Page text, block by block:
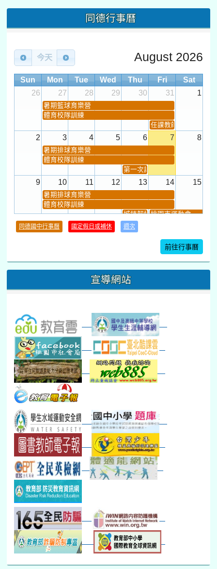
同德行事曆
今天 August 2026
Sun Mon Tue Wed Thu Fri
Sat
26
27 28 29 30 31 1
暑期籃球育樂營
體育校隊訓練
任課教師抽籤
2 3 4 5 6 7 8
暑期排球育樂營
體育校隊訓練
第一次課發會 (12:30~)
9 10 11 12 13 14 15
暑期排球育樂營
體育校隊訓練
城鎮韌性(防空)演習
桃園市運動會
暑期體育育樂營結束
21 22
桃園市運動會
數感實驗夏令營(整天)
新生智力測驗補測(...
下午-新進教師研習
教師備課會議
新生訓練(整天)新生訓練(~12:00)
下午-校務會議14:00-
八九年級返校8-9
防災演練工作分配及...
30 31 2 3
本週_健康檢查週各班器材負責人訓練
發放班級書箱及晨讀...
技藝教育學程說明會...
12:30幹部訓練七年級新生健檢
本週_友善校園週收學生證、換補教科...
本週_圖書館開放借...
開學日
第一週
超額比序暨免試入學...
同德國中行事曆 國定假日或補休 週次
前往行事曆
宣導網站